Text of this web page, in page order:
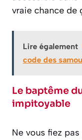
vraie chance de
Lire également
code des
Le baptême
impitoyable
Ne vous fiez